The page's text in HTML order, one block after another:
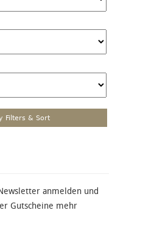
anmelden und
Gutscheine mehr